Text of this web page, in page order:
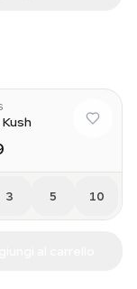
3 5 10